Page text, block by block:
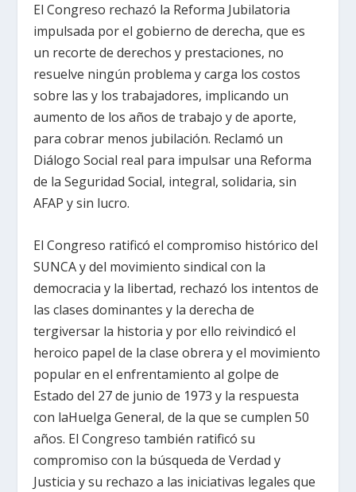
El Congreso rechazó la Reforma Jubilatoria
impulsada por el gobierno de derecha, que es
un recorte de derechos y prestaciones, no
resuelve ningún problema y carga los costos
sobre las y los trabajadores, implicando un
aumento de los años de trabajo y de aporte,
para cobrar menos jubilación. Reclamó un
Diálogo Social real para impulsar una Reforma
de la Seguridad Social, integral, solidaria, sin
AFAP y sin lucro.
El Congreso ratificó el compromiso histórico del
SUNCA y del movimiento sindical con la
democracia y la libertad, rechazó los intentos de
las clases dominantes y la derecha de
tergiversar la historia y por ello reivindicó el
heroico papel de la clase obrera y el movimiento
popular en el enfrentamiento al golpe de
Estado del 27 de junio de 1973 y la respuesta
con laHuelga General, de la que se cumplen 50
años. El Congreso también ratificó su
compromiso con la búsqueda de Verdad y
Justicia y su rechazo a las iniciativas legales que